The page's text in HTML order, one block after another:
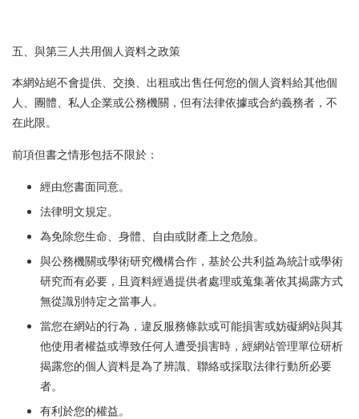
五、與第三人共用個人資料之政策
本網站絕不會提供、交換、出租或出售任何您的個人資料給其他個
人、團體、私人企業或公務機關，但有法律依據或合約義務者，不
在此限。
前項但書之情形包括不限於：
經由您書面同意。
法律明文規定。
為免除您生命、身體、自由或財產上之危險。
與公務機關或學術研究機構合作，基於公共利益為統計或學術
研究而有必要，且資料經過提供者處理或蒐集著依其揭露方式
無從識別特定之當事人。
當您在網站的行為，違反服務條款或可能損害或妨礙網站與其
他使用者權益或導致任何人遭受損害時，經網站管理單位研析
揭露您的個人資料是為了辨識、聯絡或採取法律行動所必要
者。
有利於您的權益。